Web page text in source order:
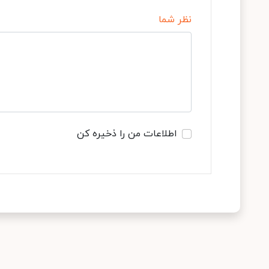
نظر شما
اطلاعات من را ذخیره کن